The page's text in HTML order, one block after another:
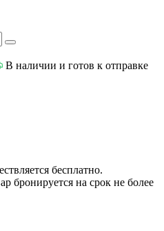
В наличии и готов к отправке
бесплатно.
бронируется на срок не более